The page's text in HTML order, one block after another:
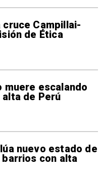
cruce Campillai-
de Ética
muere escalando
alta de Perú
nuevo estado de
con alta